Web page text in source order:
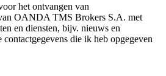
het ontvangen van
OANDA TMS Brokers S.A. met
en diensten, bijv. nieuws en
contactgegevens die ik heb opgegeven